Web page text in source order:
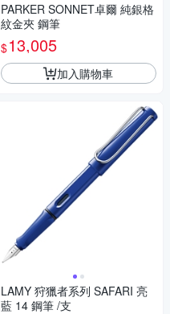
PARKER SONNET卓爾 純銀格
紋金夾 鋼筆
$13,005
加入購物車
LAMY 狩獵者系列 SAFARI 亮
藍 14 鋼筆 /支